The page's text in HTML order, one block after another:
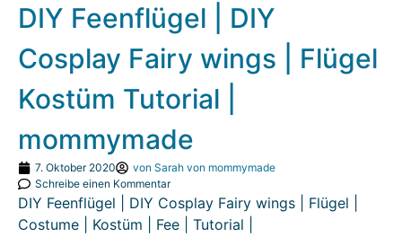
DIY Feenflügel | DIY
Cosplay Fairy wings | Flügel
Kostüm Tutorial |
mommymade
7. Oktober 2020 von Sarah von mommymade
Schreibe einen Kommentar
DIY Feenflügel | DIY Cosplay Fairy wings | Flügel |
Costume | Kostüm | Fee | Tutorial |